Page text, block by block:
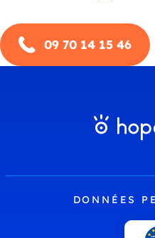
09 70 14 15 46
DONNÉES